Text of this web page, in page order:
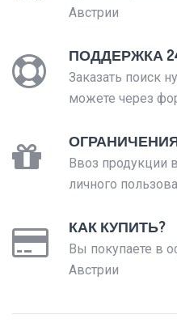
Австрии
ПОДДЕРЖКА
Заказать поиск
можете через
Ввоз продукции
личного
КАК КУПИТЬ?
Вы покупаете в
Австрии